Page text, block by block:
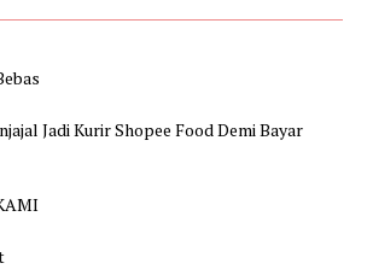
Jadi Kurir Shopee Food Demi Bayar